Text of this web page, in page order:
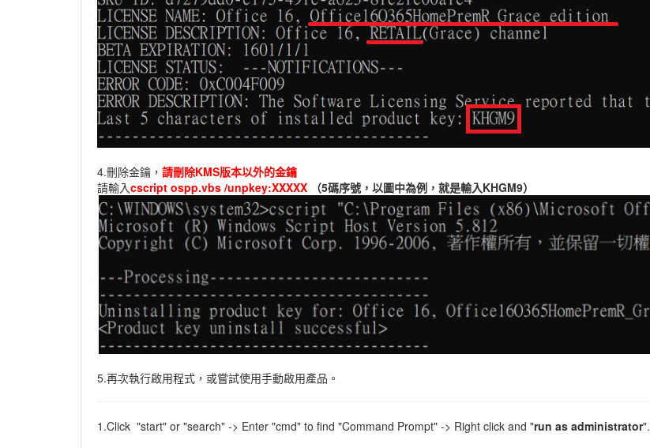
4.刪除金鑰， 請刪除KMS版本以外的金鑰
請輸入cscript ospp.vbs /unpkey:XXXXX （5碼序號，以圖中為例，就是輸入KHGM9）
5.再次執行啟用程式，或嘗試使用手動啟用產品。
1.Click "start" or "search" -> Enter "cmd" to find "Command Prompt" -> Right click and "run as administrator".